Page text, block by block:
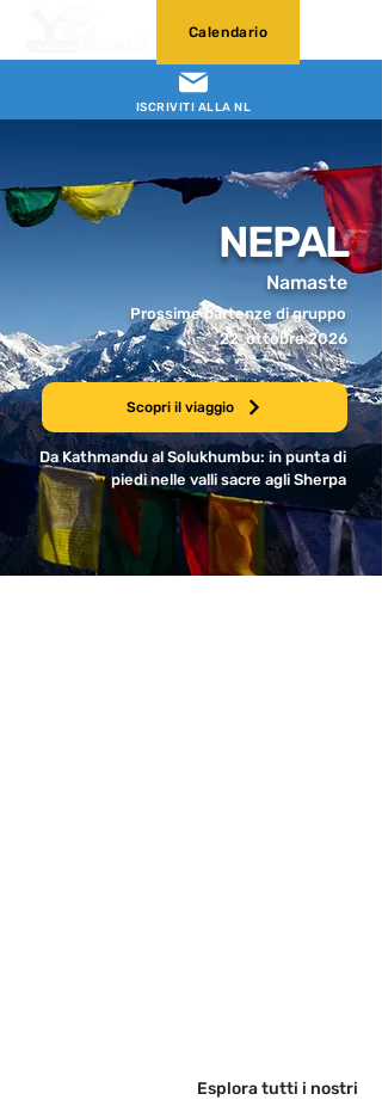
ISCRIVITI ALLA NL
Calendario
NEPAL
Namaste
Prossime partenze di gruppo
22 ottobre 2026
Scopri il viaggio
Da Kathmandu al Solukhumbu: in punta di
piedi nelle valli sacre agli Sherpa
Esplora tutti i nostri